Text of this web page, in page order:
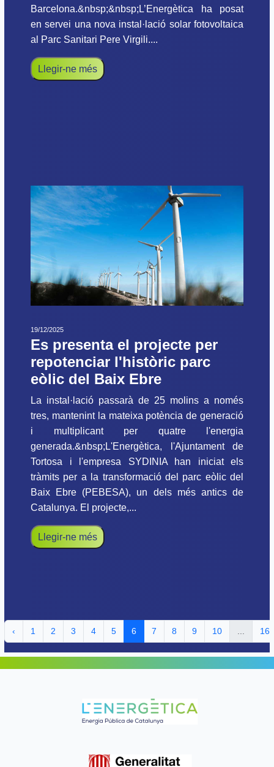
Barcelona.&nbsp;&nbsp;L’Energètica ha posat
en servei una nova instal·lació solar fotovoltaica
al Parc Sanitari Pere Virgili....
Llegir-ne més
19/12/2025
Es presenta el projecte per
repotenciar l'històric parc
eòlic del Baix Ebre
La instal·lació passarà de 25 molins a només
tres, mantenint la mateixa potència de generació
i multiplicant per quatre l'energia
generada.&nbsp;L'Energètica, l'Ajuntament de
Tortosa i l'empresa SYDINIA han iniciat els
tràmits per a la transformació del parc eòlic del
Baix Ebre (PEBESA), un dels més antics de
Catalunya. El projecte,...
Llegir-ne més
‹ 1 2 3 4 5 6 7 8 9 10 16